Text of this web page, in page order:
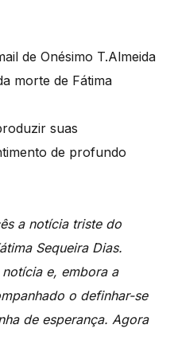
de Onésimo T.Almeida
morte de Fátima
suas
de profundo
a notícia triste do
Sequeira Dias.
e, embora a
o definhar-se
de esperança. Agora